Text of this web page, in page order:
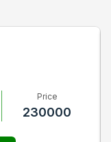
Price
230000